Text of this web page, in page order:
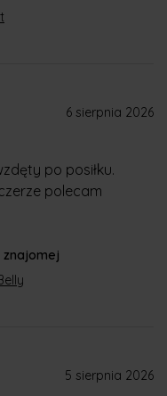
6 sierpnia 2026
po posiłku.
polecam
znajomej
5 sierpnia 2026